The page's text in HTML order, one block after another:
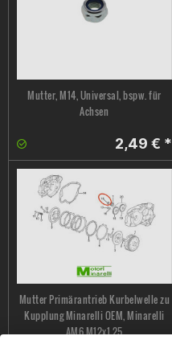
Mutter, M14, Universal, bspw. für
Achsen
2,49 € *
Mutter Primärantrieb Kurbelwelle zu
Kupplung Minarelli OEM, Minarelli
AM6 M12x1,25